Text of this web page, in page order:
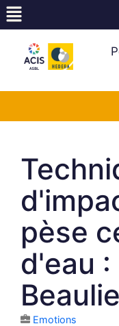
pèse
d'eau :
Emotions